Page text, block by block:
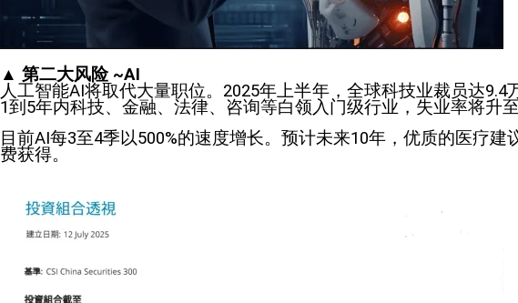
▲ 第二大风险 ~AI
人工智能AI将取代大量职位。2025年上半年，全球科技业裁员达9.4
1到5年内科技、金融、法律、咨询等白领入门级行业，失业率将升至
目前AI每3至4季以500%的速度增长。预计未来10年，优质的医疗建
费获得。